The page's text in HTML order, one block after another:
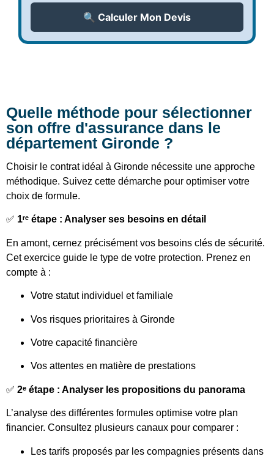
🔍 Calculer Mon Devis
Quelle méthode pour sélectionner
son offre d'assurance dans le
département Gironde ?
Choisir le contrat idéal à Gironde nécessite une approche
méthodique. Suivez cette démarche pour optimiser votre
choix de formule.
✅ 1ʳᵉ étape : Analyser ses besoins en détail
En amont, cernez précisément vos besoins clés de sécurité.
Cet exercice guide le type de votre protection. Prenez en
compte à :
Votre statut individuel et familiale
Vos risques prioritaires à Gironde
Votre capacité financière
Vos attentes en matière de prestations
✅ 2ᵉ étape : Analyser les propositions du panorama
L’analyse des différentes formules optimise votre plan
financier. Consultez plusieurs canaux pour comparer :
Les tarifs proposés par les compagnies présents dans